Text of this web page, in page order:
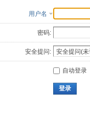
用户名
密码:
安全提问:
自动登录
登录